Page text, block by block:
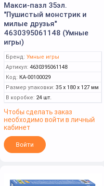
Макси-пазл 35эл.
"Пушистый монстрик и
милые друзья"
4630395061148 (Умные
игры)
Бренд: Умные игры
Артикул: 4630395061148
Код: КА-00100029
Размер упаковки: 35 x 180 x 127 мм
В коробке: 24 шт.
Чтобы сделать заказ
необходимо войти в личный
кабинет
Войти